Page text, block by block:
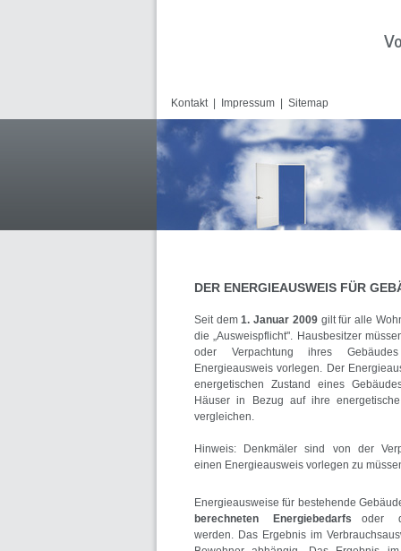
Kontakt| Impressum Sitemap
DER ENERGIEAUSWEIS FÜR
Seit dem1. Januar 2009gilt für alle
die „Ausweispflicht". Hausbesitzer
oder Verpachtung ihres
Energieausweis vorlegen. Der
energetischen Zustand eines
Häuser in Bezug auf ihre
vergleichen.
Hinweis: Denkmäler sind von der
einen Energieausweis vorlegen zu
Energieausweise für bestehende
berechneten Energiebedarfs
oder
werden. Das Ergebnis im